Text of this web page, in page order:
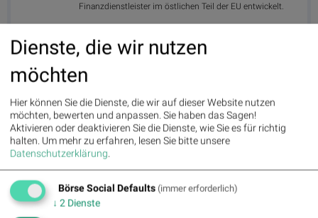
Finanzdienstleister im östlichen Teil der EU entwickelt.
social.com/partner
Dienste, die wir nutzen
möchten
Hier können Sie die Dienste, die wir auf dieser Website nutzen
möchten, bewerten und anpassen. Sie haben das Sagen!
Aktivieren oder deaktivieren Sie die Dienste, wie Sie es für richtig
halten. Um mehr zu erfahren, lesen Sie bitte unsere
Datenschutzerklärung.
Börse Social Defaults (immer erforderlich)
↓ 2 Dienste